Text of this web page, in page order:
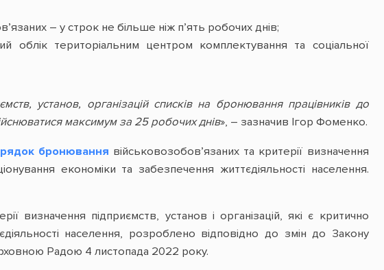
перепризначенням
субсидії на
працівників державних
органів та органів
самоврядування під час
воєнного стану» від
25.04.2023 № 391
житлових питань
Мінреінтеграції
– у строк не більше ніж п’ять робочих днів;
облік територіальним центром комплектування та соціальної
установ, організацій списків на бронювання працівників до
максимум за 25 робочих днів», – зазначив Ігор Фоменко.
бронювання військовозобов’язаних та критерії визначення
економіки та забезпечення життєдіяльності населення.
підприємств, установ і організацій, які є критично
населення, розроблено відповідно до змін до Закону
Радою 4 листопада 2022 року.